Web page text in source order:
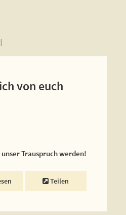
von euch
unser Trauspruch werden!
Teilen